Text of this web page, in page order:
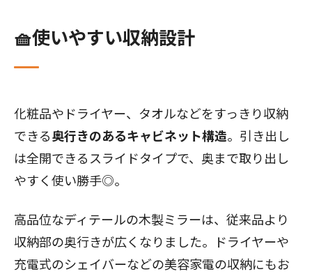
🧺使いやすい収納設計
化粧品やドライヤー、タオルなどをすっきり収納
できる奥行きのあるキャビネット構造。引き出し
は全開できるスライドタイプで、奥まで取り出し
やすく使い勝手◎。
高品位なディテールの木製ミラーは、従来品より
収納部の奥行きが広くなりました。ドライヤーや
充電式のシェイバーなどの美容家電の収納にもお